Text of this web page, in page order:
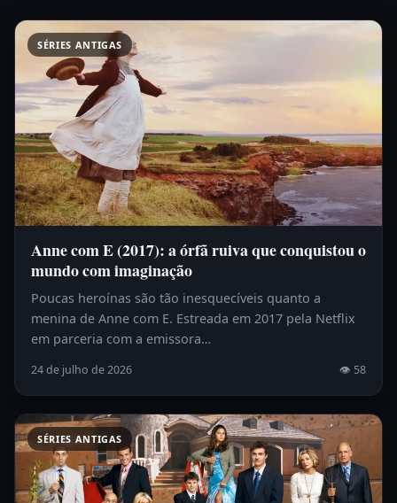
SÉRIES ANTIGAS
Anne com E (2017): a órfã ruiva que conquistou o
mundo com imaginação
Poucas heroínas são tão inesquecíveis quanto a
menina de Anne com E. Estreada em 2017 pela Netflix
em parceria com a emissora…
24 de julho de 2026 👁 58
SÉRIES ANTIGAS